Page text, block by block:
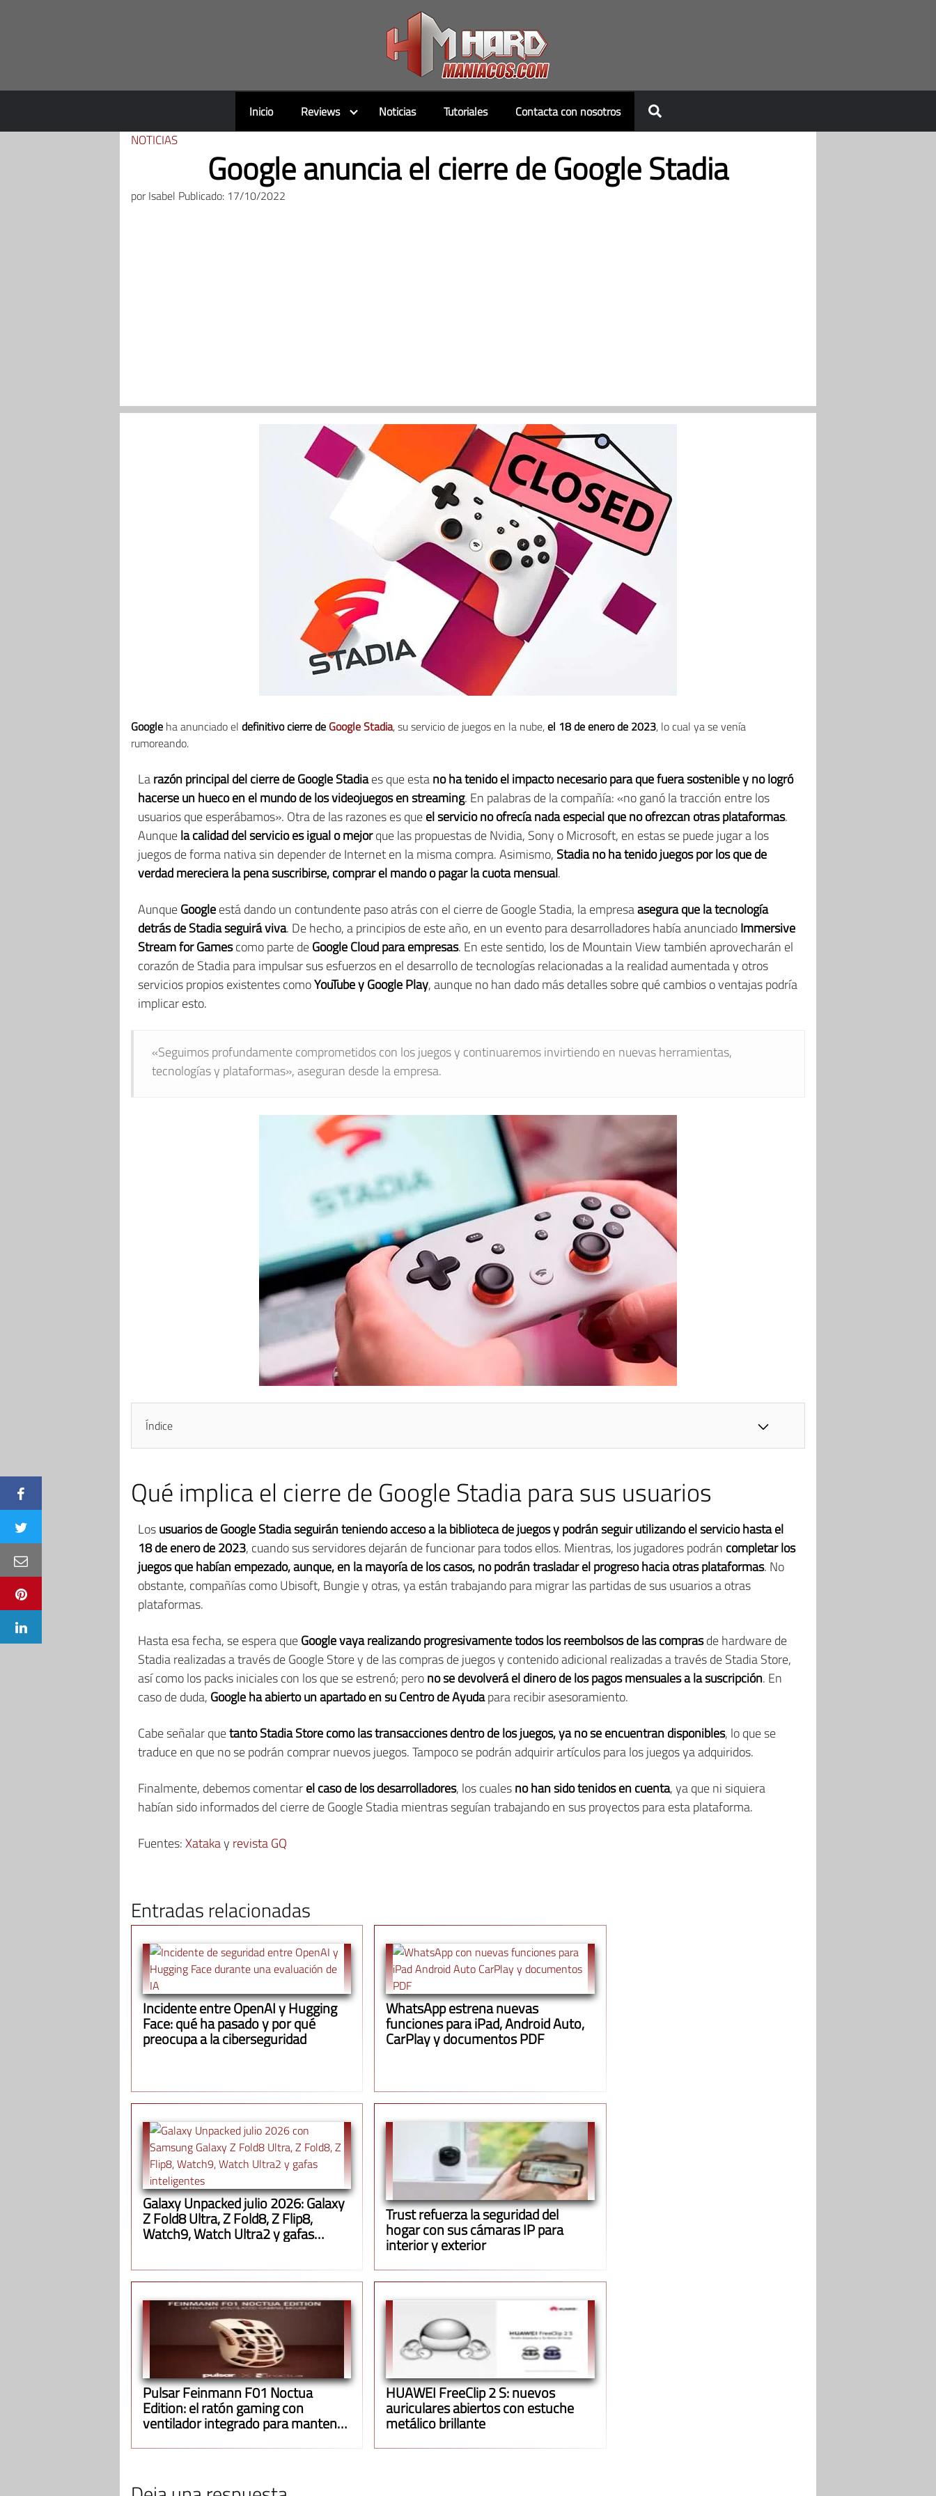
Inicio Reviews Noticias Tutoriales Contacta con nosotros
NOTICIAS
Google anuncia el cierre de Google Stadia
porIsabel Publicado: 17/10/2022
Google ha anunciado el definitivo cierre de Google Stadia, su servicio de juegos en la nube,el 18 de enero de 2023, lo cual ya se venía
rumoreando.
Larazón principaldel cierre de Google Stadiaes que estano ha tenido el impacto necesario para que fuera sostenible y no logró
hacerse un hueco en el mundo de los videojuegos en streaming. En palabras de la compañía: «no ganó la tracción entre los
usuarios que esperábamos». Otra de las razones es queel servicio no ofrecía nada especial que no ofrezcan otras plataformas.
Aunquela calidad del servicio es igual o mejorque las propuestas de Nvidia, Sony o Microsoft, en estas se puede jugar a los
juegos de forma nativa sin depender de Internet en la misma compra. Asimismo, Stadia no ha tenido juegos por los que de
verdad mereciera la pena suscribirse, comprar el mando o pagar la cuota mensual.
AunqueGoogleestá dando un contundente paso atrás con el cierre de Google Stadia, la empresaasegura que la tecnología
detrás de Stadia seguirá viva. De hecho, a principios de este año, en un evento para desarrolladores había anunciadoImmersive
Stream for Gamescomo parte deGoogle Cloud para empresas. En este sentido, los de Mountain View también aprovecharán el
corazón de Stadia para impulsar sus esfuerzos en el desarrollo de tecnologías relacionadas a la realidad aumentada y otros
servicios propios existentes comoYouTube y Google Play, aunque no han dado más detalles sobre qué cambios o ventajas podría
implicar esto.
«Seguimos profundamente comprometidos con los juegos y continuaremos invirtiendo en nuevas herramientas,
tecnologías y plataformas», aseguran desde la empresa.
Índice
Qué implica el cierre de Google Stadia para sus usuarios
Losusuarios de Google Stadiaseguirán teniendo acceso a la biblioteca de juegos y podrán seguir utilizando el servicio hasta el
18 de enero de 2023, cuando sus servidores dejarán de funcionar para todos ellos. Mientras, los jugadores podrán completar los
juegos que habían empezado, aunque, en la mayoría de los casos, no podrán trasladar el progreso hacia otras plataformas. No
obstante, compañías como Ubisoft, Bungie y otras, ya están trabajando para migrar las partidas de sus usuarios a otras
plataformas.
Hasta esa fecha, se espera queGoogle vaya realizando progresivamente todos los reembolsosde las comprasde hardware de
Stadia realizadas a través de Google Store y de las compras de juegos y contenido adicional realizadas a través de Stadia Store,
así como los packs iniciales con los que se estrenó; perono se devolverá el dinero de los pagos mensuales a la suscripción. En
caso de duda, Google ha abierto un apartado en su Centro de Ayudapara recibir asesoramiento.
Cabe señalar quetanto Stadia Store como las transacciones dentro de los juegos, ya no se encuentran disponibles, lo que se
traduce en que no se podrán comprar nuevos juegos. Tampoco se podrán adquirir artículos para los juegos ya adquiridos.
Finalmente, debemos comentarel caso de los desarrolladores, los cualesno han sido tenidos en cuenta, ya que ni siquiera
habían sido informados del cierre de Google Stadia mientras seguían trabajando en sus proyectos para esta plataforma.
Fuentes:Xatakay revista GQ
Entradas relacionadas
Incidente entre OpenAI y Hugging
Face: qué ha pasado y por qué
preocupa a la ciberseguridad
WhatsApp estrena nuevas
funciones para iPad, Android Auto,
CarPlay y documentos PDF
Galaxy Unpacked julio 2026: Galaxy
Z Fold8 Ultra, Z Fold8, Z Flip8,
Watch9, Watch Ultra2 y gafas
Trust refuerza la seguridad del
hogar con sus cámaras IP para
interior y exterior
Pulsar Feinmann F01 Noctua
Edition: el ratón gaming con
ventilador integrado para mantener
HUAWEI FreeClip 2 S: nuevos
auriculares abiertos con estuche
metálico brillante